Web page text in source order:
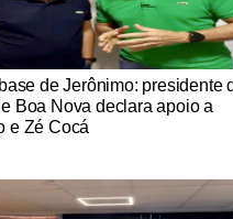
de Jerônimo: presidente
Boa Nova declara apoio a
e Zé Cocá